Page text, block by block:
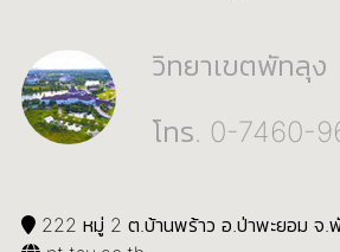
วิทยาเขตพัทลุง
โทร. 0-7460-
222 หมู่ 2 ต.บ้านพร้าว อ.ป่าพะยอม จ.